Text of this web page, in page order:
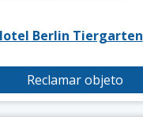
Berlin Tiergarten
Reclamar objeto